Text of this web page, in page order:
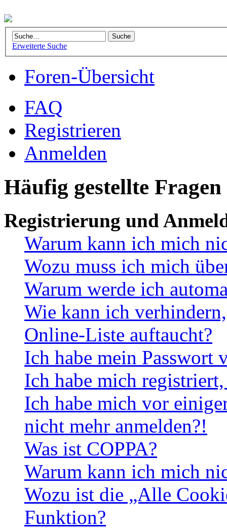
Erweiterte Suche
Foren-Übersicht
FAQ
Registrieren
Anmelden
Häufig gestellte Fragen
Registrierung und
Warum kann ich mich
Wozu muss ich mich
Warum werde ich
Wie kann ich
Online-Liste auftaucht?
Ich habe mein Passwort
Ich habe mich
Ich habe mich vor
nicht mehr anmelden?!
Was ist COPPA?
Warum kann ich mich
Wozu ist die „Alle
Funktion?